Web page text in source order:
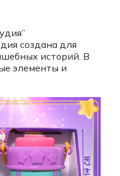
создана для
историй. В
элементы и